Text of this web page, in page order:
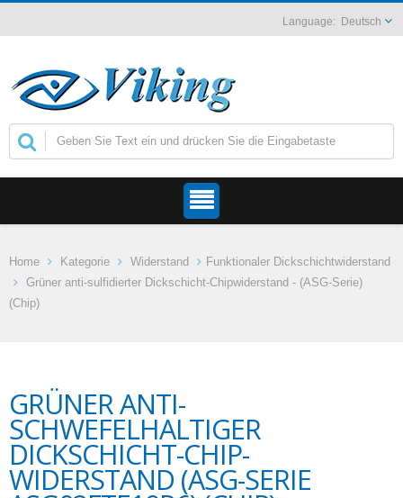
Deutsch
Home Kategorie Widerstand
Funktionaler Dickschichtwiderstand
Grüner anti-sulfidierter Dickschicht-Chipwiderstand - (ASG-Serie)
(Chip)
GRÜNER ANTI-
SCHWEFELHALTIGER
DICKSCHICHT-CHIP-
WIDERSTAND (ASG-SERIE